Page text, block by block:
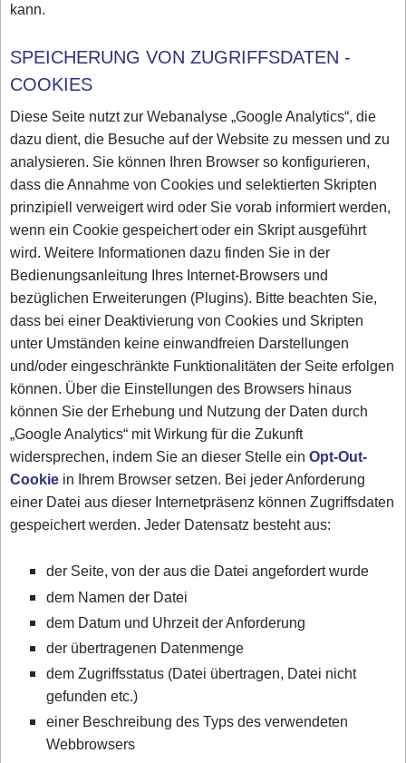
kann.
SPEICHERUNG VON ZUGRIFFSDATEN -
COOKIES
Diese Seite nutzt zur Webanalyse „Google Analytics“, die
dazu dient, die Besuche auf der Website zu messen und zu
analysieren. Sie können Ihren Browser so konfigurieren,
dass die Annahme von Cookies und selektierten Skripten
prinzipiell verweigert wird oder Sie vorab informiert werden,
wenn ein Cookie gespeichert oder ein Skript ausgeführt
wird. Weitere Informationen dazu finden Sie in der
Bedienungsanleitung Ihres Internet-Browsers und
bezüglichen Erweiterungen (Plugins). Bitte beachten Sie,
dass bei einer Deaktivierung von Cookies und Skripten
unter Umständen keine einwandfreien Darstellungen
und/oder eingeschränkte Funktionalitäten der Seite erfolgen
können. Über die Einstellungen des Browsers hinaus
können Sie der Erhebung und Nutzung der Daten durch
„Google Analytics“ mit Wirkung für die Zukunft
widersprechen, indem Sie an dieser Stelle einOpt-Out-
Cookie in Ihrem Browser setzen. Bei jeder Anforderung
einer Datei aus dieser Internetpräsenz können Zugriffsdaten
gespeichert werden. Jeder Datensatz besteht aus:
der Seite, von der aus die Datei angefordert wurde
dem Namen der Datei
dem Datum und Uhrzeit der Anforderung
der übertragenen Datenmenge
dem Zugriffsstatus (Datei übertragen, Datei nicht
gefunden etc.)
einer Beschreibung des Typs des verwendeten
Webbrowsers